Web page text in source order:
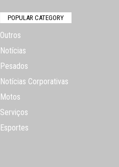
POPULAR CATEGORY
Outros
Notícias
Pesados
Notícias Corporativas
Motos
Serviços
Esportes